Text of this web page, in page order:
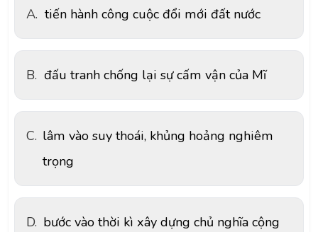
A. tiến hành công cuộc đổi mới đất nước
B. đấu tranh chống lại sự cấm vận của Mĩ
C. lâm vào suy thoái, khủng hoảng nghiêm
trọng
D. bước vào thời kì xây dựng chủ nghĩa cộng